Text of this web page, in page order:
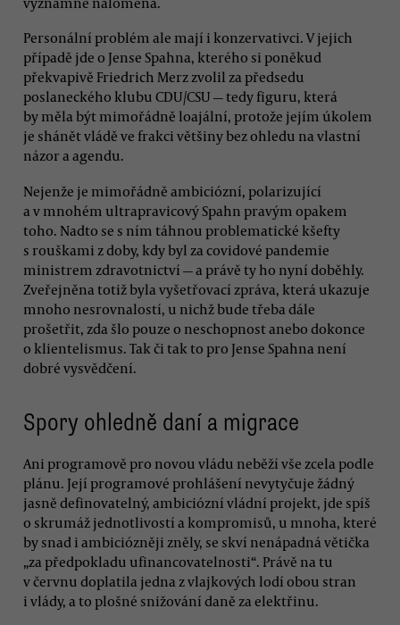
Personální problém ale mají i konzervativci. V jejich
případě jde o Jense Spahna, kterého si poněkud
překvapivě Friedrich Merz zvolil za předsedu
poslaneckého klubu CDU/CSU — tedy figuru, která
by měla být mimořádně loajální, protože jejím úkolem
je shánět vládě ve frakci většiny bez ohledu na vlastní
názor a agendu.
Nejenže je mimořádně ambiciózní, polarizující
a v mnohém ultrapravicový Spahn pravým opakem
toho. Nadto se s ním táhnou problematické kšefty
s rouškami z doby, kdy byl za covidové pandemie
ministrem zdravotnictví — a právě ty ho nyní doběhly.
Zveřejněna totiž byla vyšetřovací zpráva, která ukazuje
mnoho nesrovnalostí, u nichž bude třeba dále
prošetřit, zda šlo pouze o neschopnost anebo dokonce
o klientelismus. Tak či tak to pro Jense Spahna není
dobré vysvědčení.
Spory ohledně daní a migrace
Ani programově pro novou vládu neběží vše zcela podle
plánu. Její programové prohlášení nevytyčuje žádný
jasně definovatelný, ambiciózní vládní projekt, jde spíš
o skrumáž jednotlivostí a kompromisů, u mnoha, které
by snad i ambiciózněji zněly, se skví nenápadná větička
„za předpokladu ufinancovatelnosti“. Právě na tu
v červnu doplatila jedna z vlajkových lodí obou stran
i vlády, a to plošné snižování daně za elektřinu.